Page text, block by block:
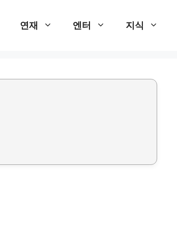
연재 엔터 지식